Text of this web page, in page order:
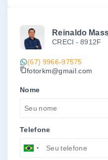
Reinaldo
CRECI - 8912F
(67) 9966-97575
fotorkm@gmail.com
Nome
Telefone